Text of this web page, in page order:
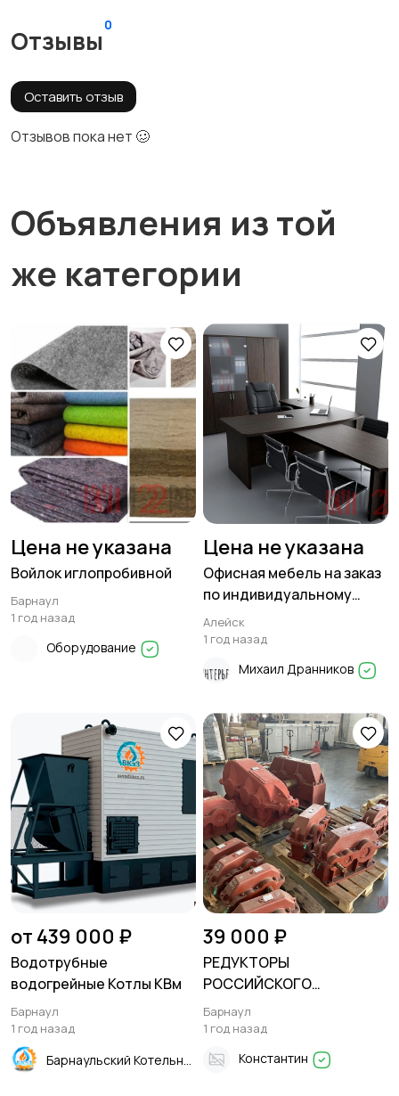
Отзывы
0
Оставить отзыв
Отзывов пока нет 🥴
Объявления из той
же категории
Цена не указана
Войлок иглопробивной
Барнаул
1 год назад
Оборудование
Цена не указана
Офисная мебель на заказ
по индивидуальному
проекту
Алейск
1 год назад
Михаил Дранников
от 439 000 ₽
Водотрубные
водогрейные Котлы КВм
Барнаул
1 год назад
39 000 ₽
РЕДУКТОРЫ
РОССИЙСКОГО
ПРОИЗВОДСТВА
Барнаул
1 год назад
Константин